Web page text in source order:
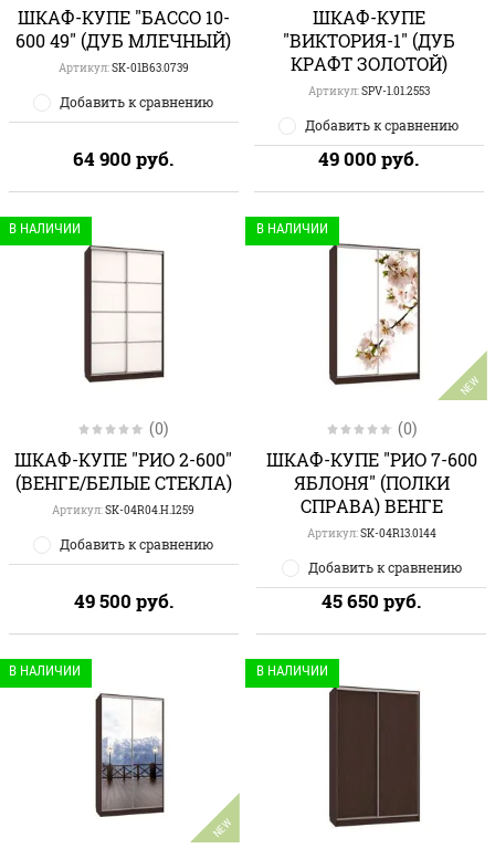
ШКАФ-КУПЕ "БАССО 10-
600 49" (ДУБ МЛЕЧНЫЙ)
Артикул:SK-01B63.0739
Добавить к сравнению
64 900 руб.
ШКАФ-КУПЕ
"ВИКТОРИЯ-1" (ДУБ
КРАФТ ЗОЛОТОЙ)
Артикул:SPV-1.01.2553
Добавить к сравнению
49 000 руб.
В НАЛИЧИИ
(0)
ШКАФ-КУПЕ "РИО 2-600"
(ВЕНГЕ/БЕЛЫЕ СТЕКЛА)
Артикул:SK-04R04.H.1259
Добавить к сравнению
49 500 руб.
NEW
В НАЛИЧИИ
(0)
ШКАФ-КУПЕ "РИО 7-600
ЯБЛОНЯ" (ПОЛКИ
СПРАВА) ВЕНГЕ
Артикул:SK-04R13.0144
Добавить к сравнению
45 650 руб.
NEW
В НАЛИЧИИ В НАЛИЧИИ